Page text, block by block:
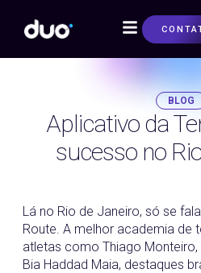
BLOG
Aplicativo da
sucesso no
Lá no Rio de Janeiro, só se
Route. A melhor academia de
atletas como Thiago
Bia Haddad Maia, destaques